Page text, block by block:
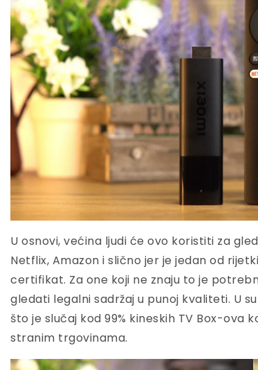
U osnovi, većina ljudi će ovo koristiti za
Netflix, Amazon i slično jer je jedan od
certifikat. Za one koji ne znaju to je
gledati legalni sadržaj u punoj kvaliteti. U
što je slučaj kod 99% kineskih TV Box-ova
stranim trgovinama.